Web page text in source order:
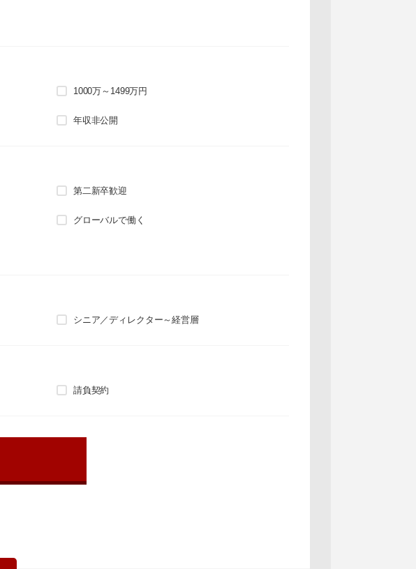
1000万～1499万円
年収非公開
第二新卒歓迎
グローバルで働く
シニア／ディレクター～経営層
請負契約